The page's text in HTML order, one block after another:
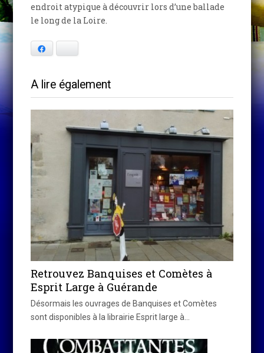
endroit atypique à découvrir lors d’une ballade
le long de la Loire.
A lire également
Retrouvez Banquises et Comètes à
Esprit Large à Guérande
Désormais les ouvrages de Banquises et Comètes
sont disponibles à la librairie Esprit large à…